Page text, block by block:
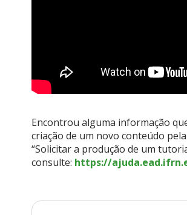
Encontrou alguma informação
criação de um novo conteúdo
“Solicitar a produção de um
consulte: https://